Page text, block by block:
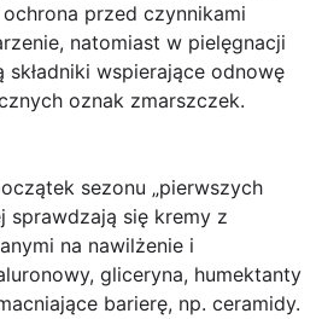
przed czynnikami
natomiast w pielęgnacji
składniki wspierające odnowę
oznak zmarszczek.
sezonu „pierwszych
sprawdzają się kremy z
na nawilżenie i
gliceryna, humektanty
barierę, np. ceramidy.